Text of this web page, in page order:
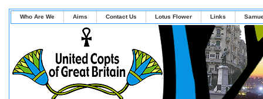
Who Are We Aims Contact Us Lotus Flower Links